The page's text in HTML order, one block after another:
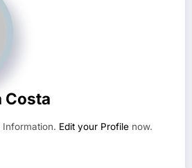
Costa
Information. Edit your Profile now.